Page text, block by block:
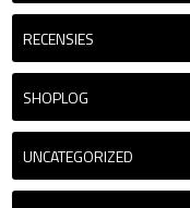
RECENSIES
SHOPLOG
UNCATEGORIZED